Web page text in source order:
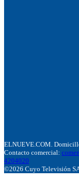
ELNUEVE.COM.
Contacto comercial:
4204020
©2026 Cuyo Televisión